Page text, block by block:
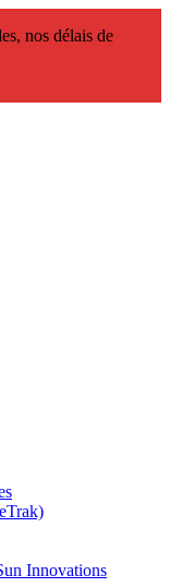
nos délais de
Innovations